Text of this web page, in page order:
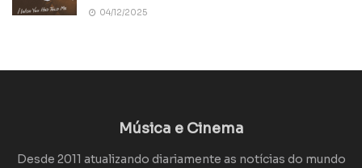
04/12/2025
Música e Cinema
Desde 2011 atualizando diariamente as notícias do mundo